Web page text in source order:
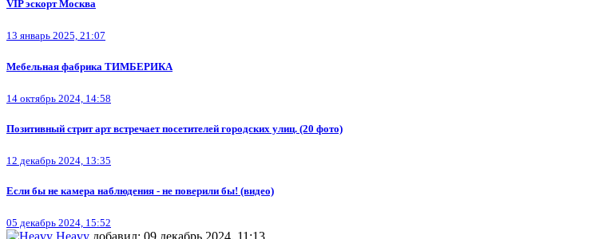
VIP эскорт Москва
13 январь 2025, 21:07
Мебельная фабрика ТИМБЕРИКА
14 октябрь 2024, 14:58
Позитивный стрит арт встречает посетителей городских улиц. (20 фото)
12 декабрь 2024, 13:35
Если бы не камера наблюдения - не поверили бы! (видео)
05 декабрь 2024, 15:52